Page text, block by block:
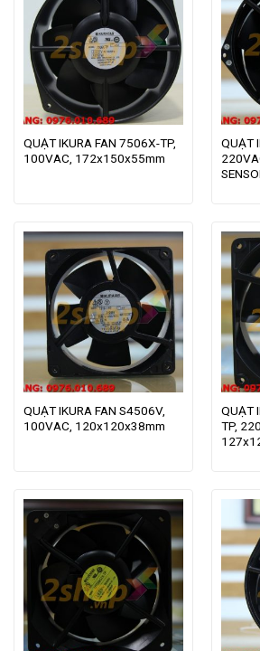
QUẠT IKURA FAN 7506X-TP,
100VAC, 172x150x55mm
QUẠT
QUẠT IKURA FAN S4506V,
100VAC, 120x120x38mm
QUẠT
TP,